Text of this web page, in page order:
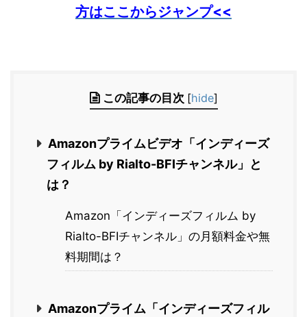
方はここからジャンプ<<
この記事の目次 [hide]
Amazonプライムビデオ「インディーズ
フィルム by Rialto-BFIチャンネル」と
は？
Amazon「インディーズフィルム by
Rialto-BFIチャンネル」の月額料金や無
料期間は？
Amazonプライム「インディーズフィル